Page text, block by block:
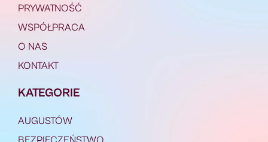
PRYWATNOŚĆ
WSPÓŁPRACA
O NAS
KONTAKT
KATEGORIE
AUGUSTÓW